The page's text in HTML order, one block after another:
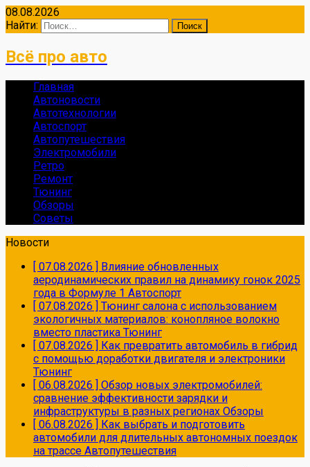
08.08.2026
Найти:
Всё про авто
Главная
Автоновости
Автотехнологии
Автоспорт
Автопутешествия
Электромобили
Ретро
Ремонт
Тюнинг
Обзоры
Советы
Новости
[ 07.08.2026 ] Влияние обновленных
аеродинамических правил на динамику гонок 2025
года в Формуле 1 Автоспорт
[ 07.08.2026 ] Тюнинг салона с использованием
экологичных материалов: конопляное волокно
вместо пластика Тюнинг
[ 07.08.2026 ] Как превратить автомобиль в гибрид
с помощью доработки двигателя и электроники
Тюнинг
[ 06.08.2026 ] Обзор новых электромобилей:
сравнение эффективности зарядки и
инфраструктуры в разных регионах Обзоры
[ 06.08.2026 ] Как выбрать и подготовить
автомобили для длительных автономных поездок
на трассе Автопутешествия